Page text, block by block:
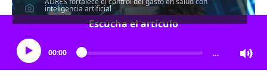
inteligencia artificial
Escucha el artículo
00:00 …